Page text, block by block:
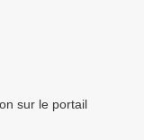
sur le portail